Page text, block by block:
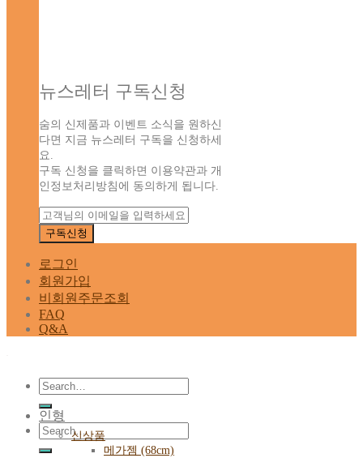
뉴스레터 구독신청
숨의 신제품과 이벤트 소식을 원하신
다면 지금 뉴스레터 구독을 신청하세
요.
구독 신청을 클릭하면 이용약관과 개
인정보처리방침에 동의하게 됩니다.
로그인
회원가입
비회원주문조회
FAQ
Q&A
Search
for:
Search
for:
인형
신상품
메가젬 (68cm)